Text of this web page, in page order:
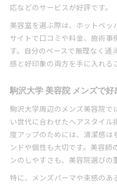
応などのサービスが好評です。
美容室を選ぶ際は、ホットペッ
サイトで口コミや料金、施術事
す。自分のペースで無理なく通
感と好印象の両方を手に入れる
駒沢大学 美容院 メンズで好
駒沢大学周辺のメンズ美容院
い世代に合わせたヘアスタイル
度アップのためには、清潔感は
ンドや個性も大切です。美容師
ンのしやすさも、美容院選びの
特に、メンズパーマや束感のあ